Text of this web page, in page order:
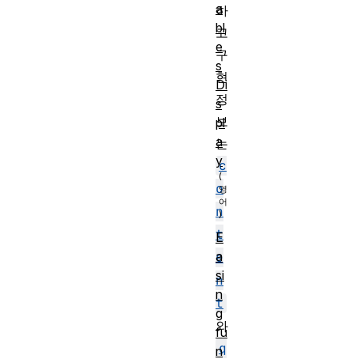
하
고
구
현
정
보
는
c
o
n
t
e
n
t
와
q
a
bl
e
s
Di
s
pl
a
y
E
a
si
n
g
fu
n